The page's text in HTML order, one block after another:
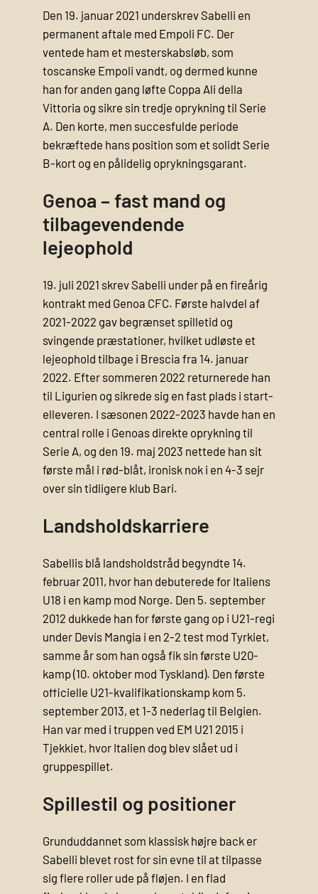
Den 19. januar 2021 underskrev Sabelli en
permanent aftale med Empoli FC. Der
ventede ham et mesterskabsløb, som
toscanske Empoli vandt, og dermed kunne
han for anden gang løfte Coppa Ali della
Vittoria og sikre sin tredje oprykning til Serie
A. Den korte, men succesfulde periode
bekræftede hans position som et solidt Serie
B-kort og en pålidelig oprykningsgarant.
Genoa – fast mand og
tilbagevendende
lejeophold
19. juli 2021 skrev Sabelli under på en fireårig
kontrakt med Genoa CFC. Første halvdel af
2021-2022 gav begrænset spilletid og
svingende præstationer, hvilket udløste et
lejeophold tilbage i Brescia fra 14. januar
2022. Efter sommeren 2022 returnerede han
til Ligurien og sikrede sig en fast plads i start­
elleveren. I sæsonen 2022-2023 havde han en
central rolle i Genoas direkte oprykning til
Serie A, og den 19. maj 2023 nettede han sit
første mål i rød-blåt, ironisk nok i en 4-3 sejr
over sin tidligere klub Bari.
Landsholdskarriere
Sabellis blå landsholdstråd begyndte 14.
februar 2011, hvor han debuterede for Italiens
U18 i en kamp mod Norge. Den 5. september
2012 dukkede han for første gang op i U21‐regi
under Devis Mangia i en 2-2 test mod Tyrkiet,
samme år som han også fik sin første U20-
kamp (10. oktober mod Tyskland). Den første
officielle U21-kvalifikationskamp kom 5.
september 2013, et 1-3 nederlag til Belgien.
Han var med i truppen ved EM U21 2015 i
Tjekkiet, hvor Italien dog blev slået ud i
gruppespillet.
Spillestil og positioner
Grunduddannet som klassisk højre back er
Sabelli blevet rost for sin evne til at tilpasse
sig flere roller ude på fløjen. I en flad